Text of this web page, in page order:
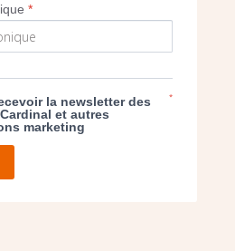
*
la newsletter des
et autres
marketing
*